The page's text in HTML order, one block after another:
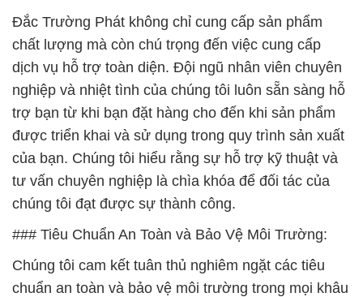
Đắc Trường Phát không chỉ cung cấp sản phẩm
chất lượng mà còn chú trọng đến việc cung cấp
dịch vụ hỗ trợ toàn diện. Đội ngũ nhân viên chuyên
nghiệp và nhiệt tình của chúng tôi luôn sẵn sàng hỗ
trợ bạn từ khi bạn đặt hàng cho đến khi sản phẩm
được triển khai và sử dụng trong quy trình sản xuất
của bạn. Chúng tôi hiểu rằng sự hỗ trợ kỹ thuật và
tư vấn chuyên nghiệp là chìa khóa để đối tác của
chúng tôi đạt được sự thành công.
### Tiêu Chuẩn An Toàn và Bảo Vệ Môi Trường:
Chúng tôi cam kết tuân thủ nghiêm ngặt các tiêu
chuẩn an toàn và bảo vệ môi trường trong mọi khâu